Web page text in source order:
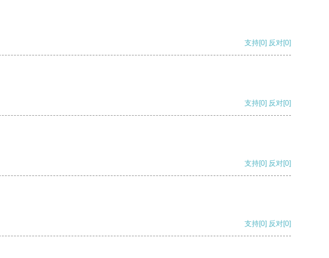
支持[0] 反对[0]
支持[0] 反对[0]
支持[0] 反对[0]
支持[0] 反对[0]